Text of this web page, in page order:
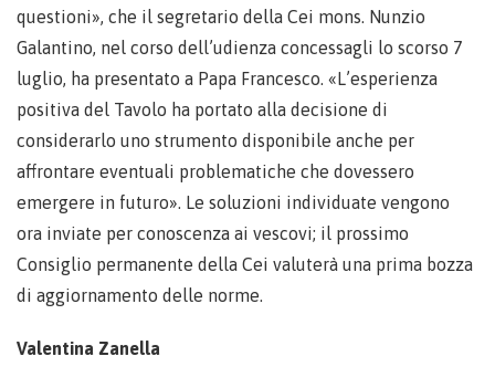
questioni», che il segretario della Cei mons. Nunzio
Galantino, nel corso dell’udienza concessagli lo scorso 7
luglio, ha presentato a Papa Francesco. «L’esperienza
positiva del Tavolo ha portato alla decisione di
considerarlo uno strumento disponibile anche per
affrontare eventuali problematiche che dovessero
emergere in futuro». Le soluzioni individuate vengono
ora inviate per conoscenza ai vescovi; il prossimo
Consiglio permanente della Cei valuterà una prima bozza
di aggiornamento delle norme.
Valentina Zanella